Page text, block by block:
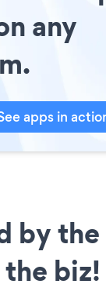
any
apps in
by
the biz!